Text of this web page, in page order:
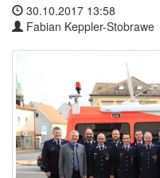
30.10.2017 13:58
Fabian Keppler-Stobrawe